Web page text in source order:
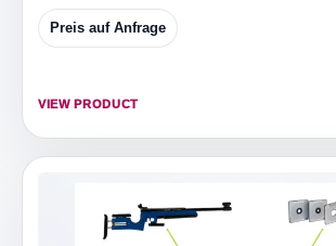
Preis auf Anfrage
VIEW PRODUCT